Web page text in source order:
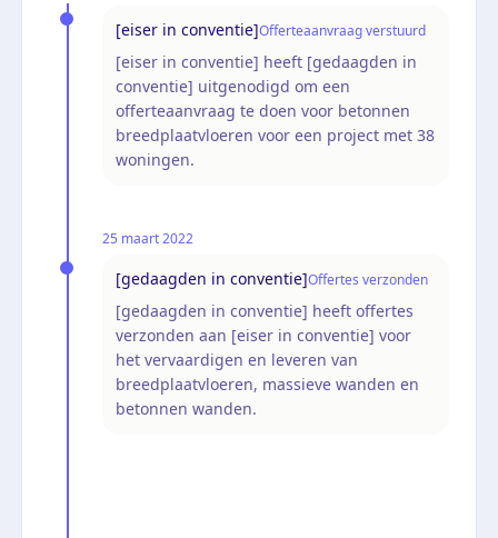
[eiser in conventie]Offerteaanvraag verstuurd
[eiser in conventie] heeft [gedaagden in
conventie] uitgenodigd om een
offerteaanvraag te doen voor betonnen
breedplaatvloeren voor een project met 38
woningen.
25 maart 2022
[gedaagden in conventie]Offertes verzonden
[gedaagden in conventie] heeft offertes
verzonden aan [eiser in conventie] voor
het vervaardigen en leveren van
breedplaatvloeren, massieve wanden en
betonnen wanden.